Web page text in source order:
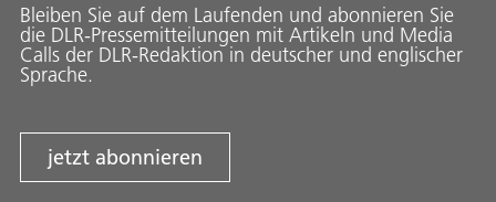
Bleiben Sie auf dem Laufenden und abonnieren Sie
die DLR-Pressemitteilungen mit Artikeln und Media
Calls der DLR-Redaktion in deutscher und englischer
Sprache.
jetzt abonnieren